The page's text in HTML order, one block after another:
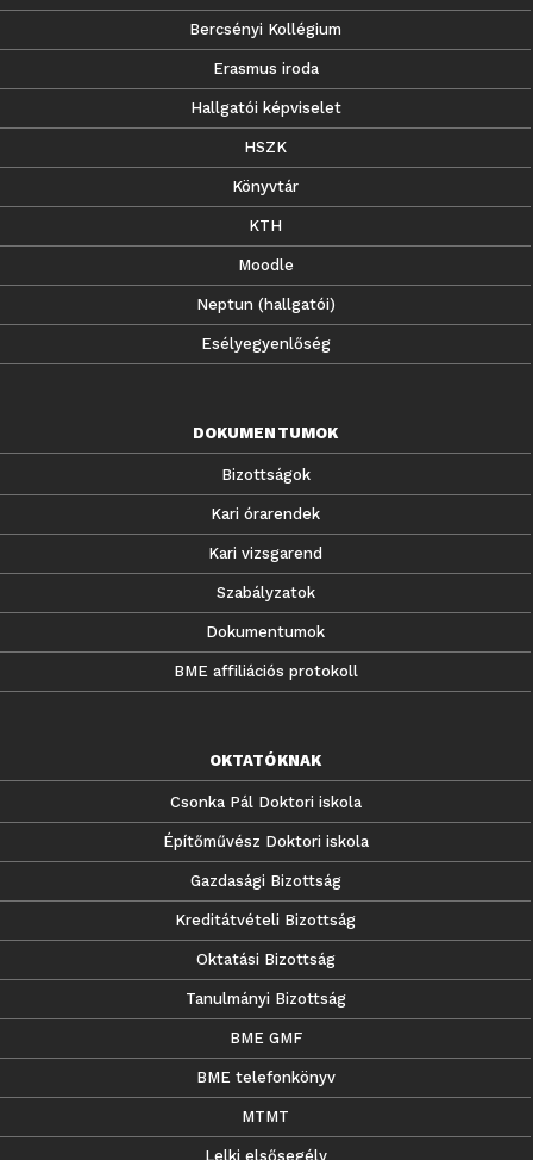
Bercsényi Kollégium
Erasmus iroda
Hallgatói képviselet
HSZK
Könyvtár
KTH
Moodle
Neptun (hallgatói)
Esélyegyenlőség
DOKUMENTUMOK
Bizottságok
Kari órarendek
Kari vizsgarend
Szabályzatok
Dokumentumok
BME affiliációs protokoll
OKTATÓKNAK
Csonka Pál Doktori iskola
Építőművész Doktori iskola
Gazdasági Bizottság
Kreditátvételi Bizottság
Oktatási Bizottság
Tanulmányi Bizottság
BME GMF
BME telefonkönyv
MTMT
Lelki elsősegély